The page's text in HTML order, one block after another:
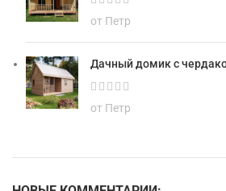
от Петр
Дачный домик с
от Петр